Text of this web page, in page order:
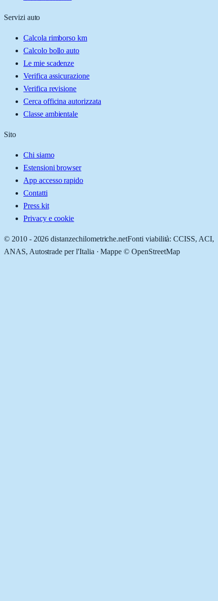
Servizi auto
Calcola rimborso km
Calcolo bollo auto
Le mie scadenze
Verifica assicurazione
Verifica revisione
Cerca officina autorizzata
Classe ambientale
Sito
Chi siamo
Estensioni browser
App accesso rapido
Contatti
Press kit
Privacy e cookie
© 2010 - 2026 distanzechilometriche.netFonti viabilità: CCISS, ACI,
ANAS, Autostrade per l'Italia · Mappe © OpenStreetMap